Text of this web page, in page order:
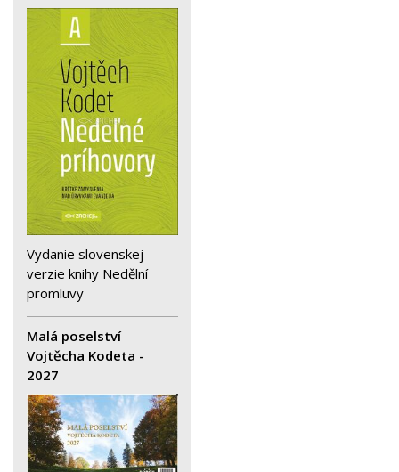
Vydanie slovenskej
verzie knihy Nedělní
promluvy
Malá poselství
Vojtěcha Kodeta -
2027